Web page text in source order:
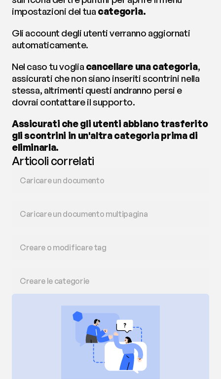
impostazioni del tua categoria.
Gli account degli utenti verranno aggiornati
automaticamente.
Nel caso tu voglia cancellare una categoria,
assicurati che non siano inseriti scontrini nella
stessa, altrimenti questi andranno persi e
dovrai contattare il supporto.
Assicurati che gli utenti abbiano trasferito
gli scontrini in un'altra categoria prima di
eliminarla.
Articoli correlati
Caricare un documento
Caricare un documento multipagina
Creare o modificare tag
Creare le categorie